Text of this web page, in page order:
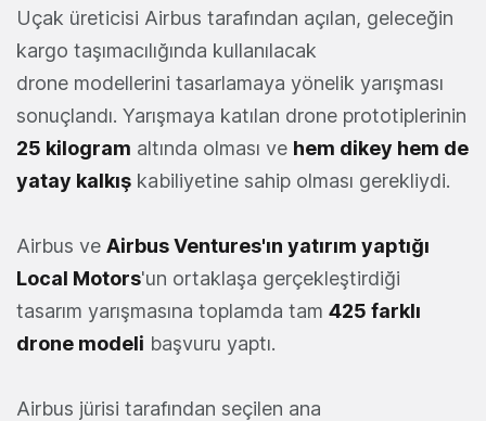
Uçak üreticisi Airbus tarafından açılan, geleceğin
kargo taşımacılığında kullanılacak
drone modellerini tasarlamaya yönelik yarışması
sonuçlandı. Yarışmaya katılan drone prototiplerinin
25 kilogram altında olması ve hem dikey hem de
yatay kalkış kabiliyetine sahip olması gerekliydi.
Airbus ve Airbus Ventures'ın yatırım yaptığı
Local Motors'un ortaklaşa gerçekleştirdiği
tasarım yarışmasına toplamda tam 425 farklı
drone modeli başvuru yaptı.
Airbus jürisi tarafından seçilen ana